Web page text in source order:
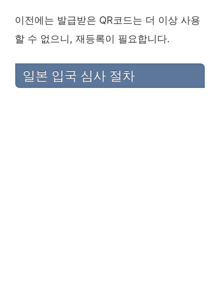
이전에는 발급받은 QR코드는 더 이상 사용
할 수 없으니, 재등록이 필요합니다.
일본 입국 심사 절차